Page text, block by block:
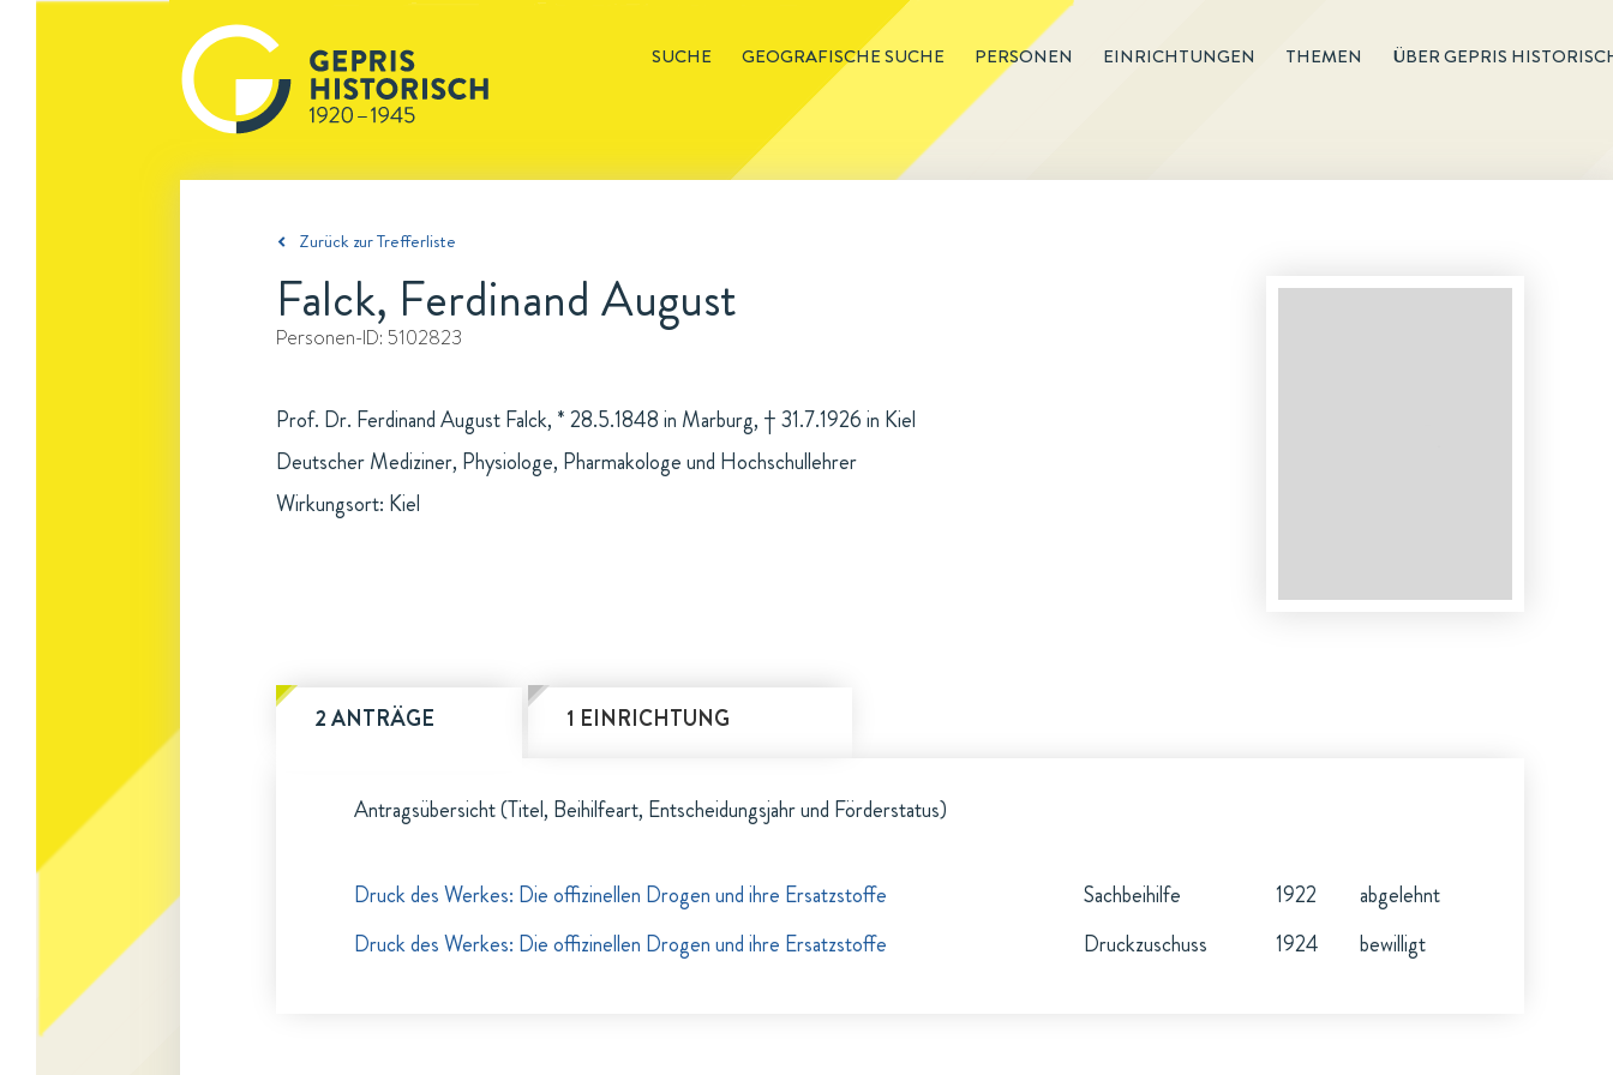
SUCHE GEOGRAFISCHE SUCHE PERSONEN EINRICHTUNGEN THEMEN ÜBER GEPRIS
Zurück zur Trefferliste
Falck, Ferdinand August
Personen-ID: 5102823
Prof. Dr. Ferdinand August Falck, * 28.5.1848 in Marburg, † 31.7.1926 in Kiel
Deutscher Mediziner, Physiologe, Pharmakologe und Hochschullehrer
Wirkungsort: Kiel
2 ANTRÄGE 1 EINRICHTUNG
Antragsübersicht (Titel, Beihilfeart, Entscheidungsjahr und Förderstatus)
Druck des Werkes: Die offizinellen Drogen und ihre Ersatzstoffe Sachbeihilfe 1922
abgelehnt
Druck des Werkes: Die offizinellen Drogen und ihre Ersatzstoffe
Druckzuschuss 1924 bewilligt